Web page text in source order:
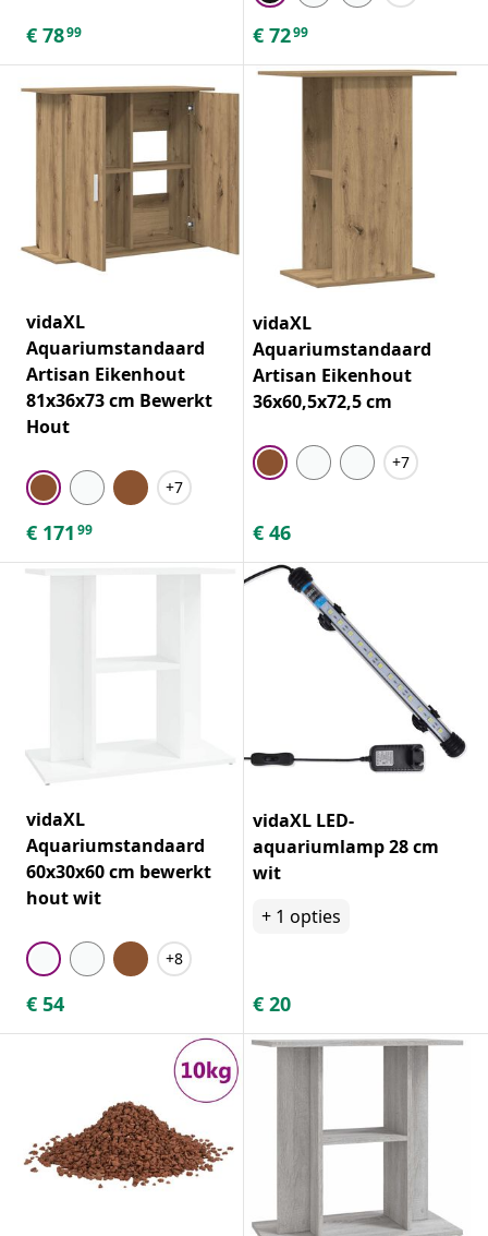
€ 7899 € 7299
vidaXL
Aquariumstandaard
Artisan Eikenhout
81x36x73 cm Bewerkt
Hout
+7
€ 171 99
vidaXL
Aquariumstandaard
Artisan Eikenhout
36x60,5x72,5 cm
+7
€ 46
vidaXL
Aquariumstandaard
60x30x60 cm bewerkt
hout wit
+8
€ 54
vidaXL LED-
aquariumlamp 28 cm
wit
+ 1 opties
€ 20